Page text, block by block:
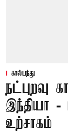
கால்பந்து
நட்புறவு
இந்தியா -
உற்சாகம்